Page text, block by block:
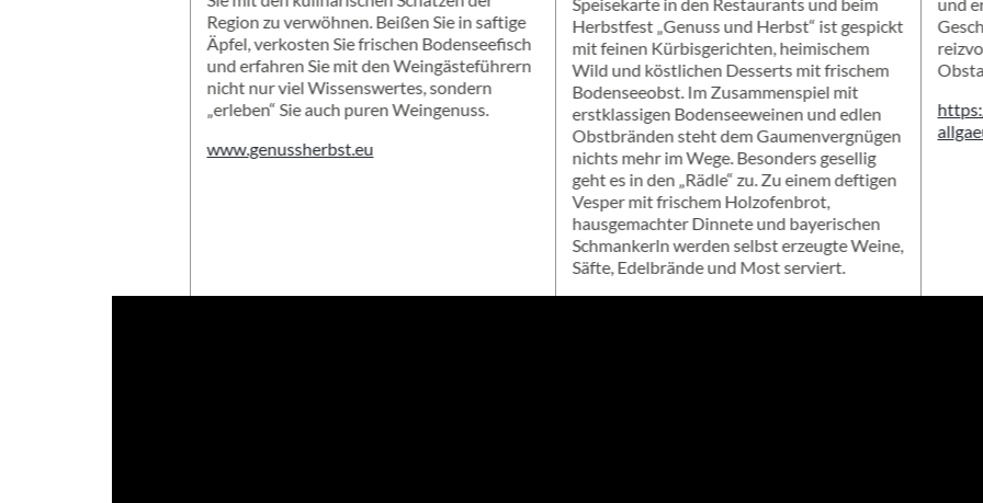
Region zu verwöhnen. Beißen Sie in saftige
Äpfel, verkosten Sie frischen Bodenseefisch
und erfahren Sie mit den Weingästeführern
nicht nur viel Wissenswertes, sondern
„erleben“ Sie auch puren Weingenuss.
www.genussherbst.eu
Herbstfest „Genuss und Herbst“ ist gespickt
mit feinen Kürbisgerichten, heimischem
Wild und köstlichen Desserts mit frischem
Bodenseeobst. Im Zusammenspiel mit
erstklassigen Bodenseeweinen und edlen
Obstbränden steht dem Gaumenvergnügen
nichts mehr im Wege. Besonders gesellig
geht es in den „Rädle“ zu. Zu einem deftigen
Vesper mit frischem Holzofenbrot,
hausgemachter Dinnete und bayerischen
Schmankerln werden selbst erzeugte Weine,
Säfte, Edelbrände und Most serviert.